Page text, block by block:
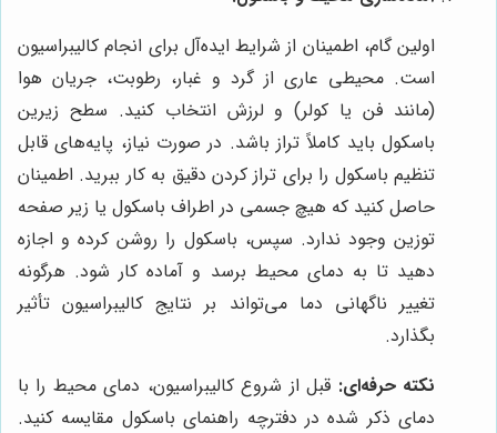
اولین گام، اطمینان از شرایط ایده‌آل برای انجام کالیبراسیون
است. محیطی عاری از گرد و غبار، رطوبت، جریان هوا
(مانند فن یا کولر) و لرزش انتخاب کنید. سطح زیرین
باسکول باید کاملاً تراز باشد. در صورت نیاز، پایه‌های قابل
تنظیم باسکول را برای تراز کردن دقیق به کار ببرید. اطمینان
حاصل کنید که هیچ جسمی در اطراف باسکول یا زیر صفحه
توزین وجود ندارد. سپس، باسکول را روشن کرده و اجازه
دهید تا به دمای محیط برسد و آماده کار شود. هرگونه
تغییر ناگهانی دما می‌تواند بر نتایج کالیبراسیون تأثیر
بگذارد.
نکته حرفه‌ای: قبل از شروع کالیبراسیون، دمای محیط را با
دمای ذکر شده در دفترچه راهنمای باسکول مقایسه کنید.